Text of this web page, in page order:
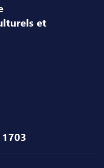
et